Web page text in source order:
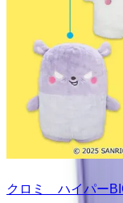
クロミ ハイパー